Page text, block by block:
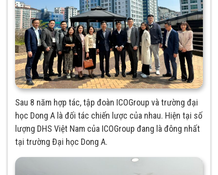
Sau 8 năm hợp tác, tập đoàn ICOGroup và trường đại
học Dong A là đối tác chiến lược của nhau. Hiện tại số
lượng DHS Việt Nam của ICOGroup đang là đông nhất
tại trường Đại học Dong A.